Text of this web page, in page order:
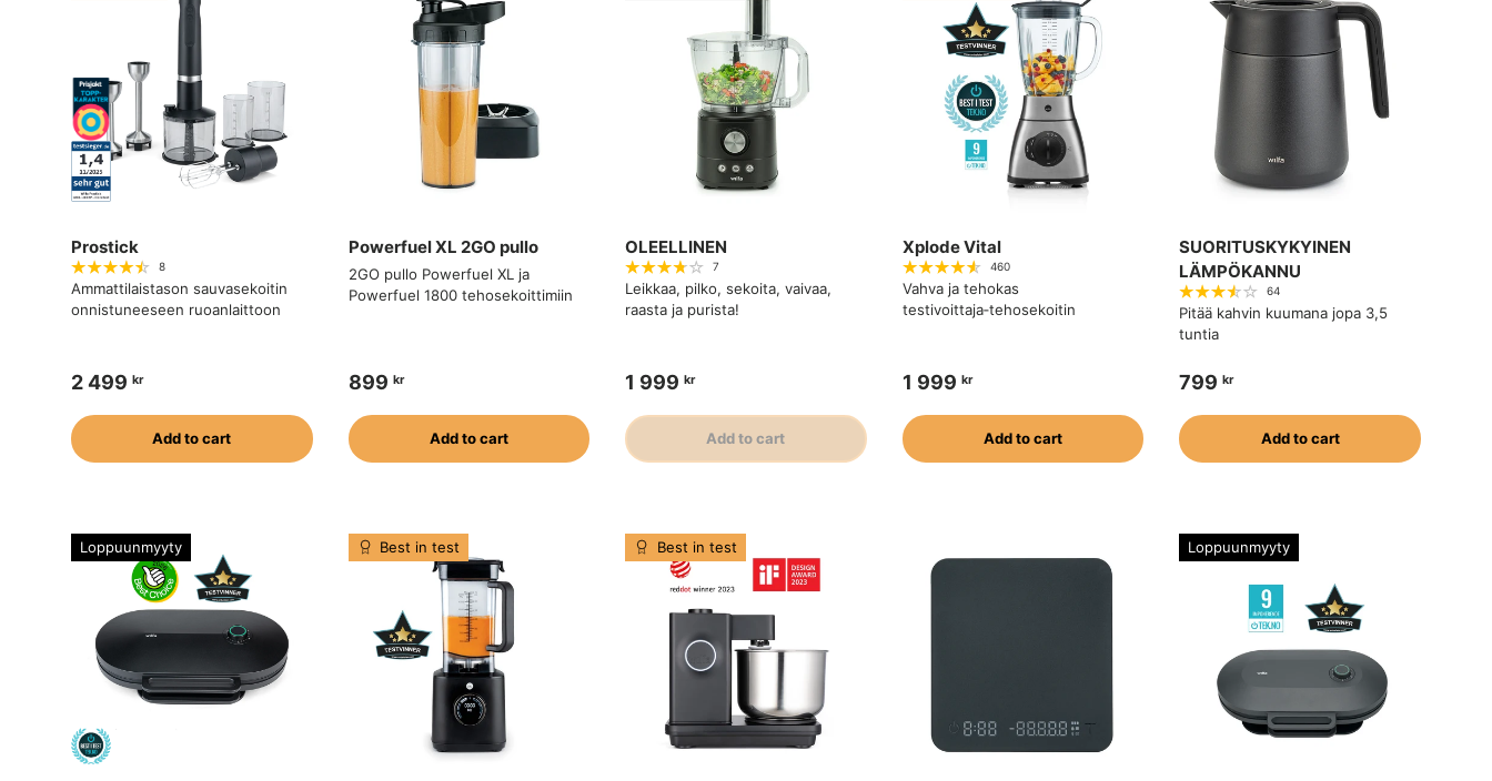
Prostick
8
Ammattilaistason sauvasekoitin
onnistuneeseen ruoanlaittoon
2 499 kr
Add to cart
Powerfuel XL 2GO pullo
2GO pullo Powerfuel XL ja
Powerfuel 1800 tehosekoittimiin
899 kr
Add to cart
OLEELLINEN
7
Leikkaa, pilko, sekoita, vaivaa,
raasta ja purista!
1 999 kr
Add to cart
Xplode Vital
460
Vahva ja tehokas
testivoittaja‑tehosekoitin
1 999 kr
Add to cart
SUORITUSKYKYINEN
LÄMPÖKANNU
64
Pitää kahvin kuumana jopa 3,5
tuntia
799 kr
Add to cart
Loppuunmyyty Best in test Best in test Loppuunmyyty